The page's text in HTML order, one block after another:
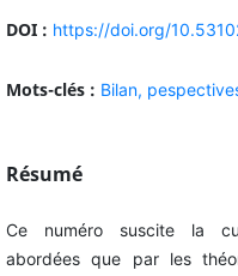
DOI : https://doi.org/
Mots-clés : Bilan,
Résumé
Ce numéro suscite la
abordées que par les